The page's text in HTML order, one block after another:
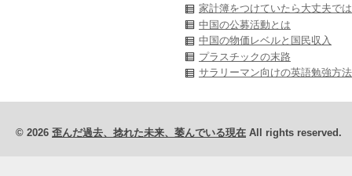
家計簿をつけていたら大丈夫で
中国の公募活動とは
中国の物価レベルと国民収入
プラスチックの末路
サラリーマン向けの英語勉強方法
© 2026 歪んだ過去、捻れた未来、萎んでいる現在 All rights reserved.